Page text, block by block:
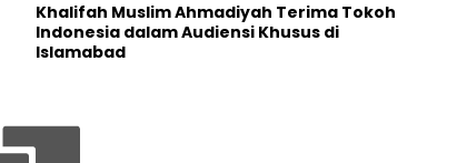
Khalifah Muslim Ahmadiyah Terima Tokoh
Indonesia dalam Audiensi Khusus di
Islamabad